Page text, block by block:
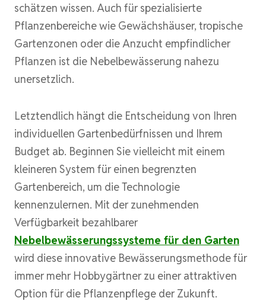
schätzen wissen. Auch für spezialisierte
Pflanzenbereiche wie Gewächshäuser, tropische
Gartenzonen oder die Anzucht empfindlicher
Pflanzen ist die Nebelbewässerung nahezu
unersetzlich.
Letztendlich hängt die Entscheidung von Ihren
individuellen Gartenbedürfnissen und Ihrem
Budget ab. Beginnen Sie vielleicht mit einem
kleineren System für einen begrenzten
Gartenbereich, um die Technologie
kennenzulernen. Mit der zunehmenden
Verfügbarkeit bezahlbarer
Nebelbewässerungssysteme für den Garten
wird diese innovative Bewässerungsmethode für
immer mehr Hobbygärtner zu einer attraktiven
Option für die Pflanzenpflege der Zukunft.